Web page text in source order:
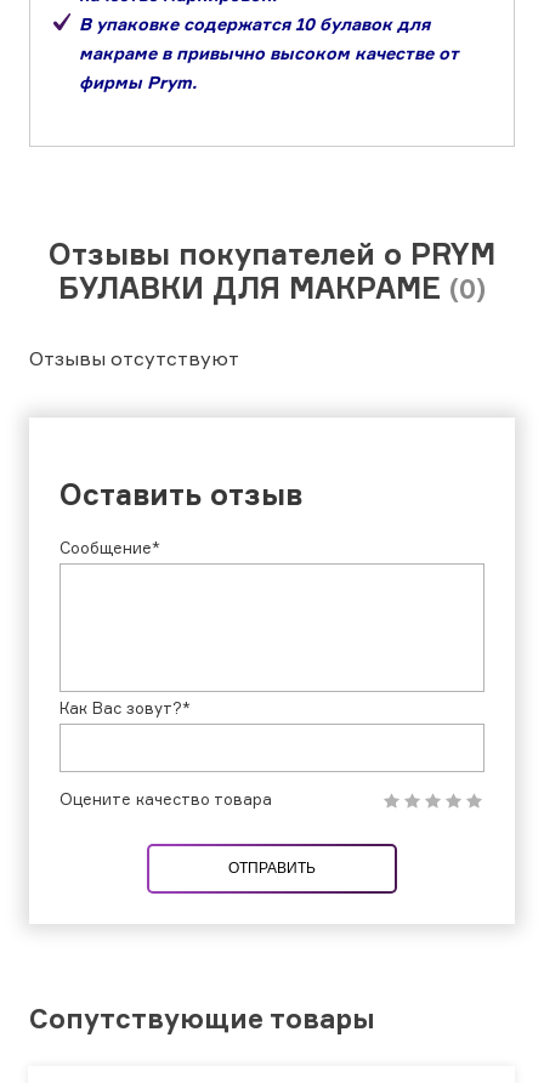
В упаковке содержатся 10 булавок для
макраме в привычно высоком качестве от
фирмы Prym.
Отзывы покупателей о PRYM
БУЛАВКИ ДЛЯ МАКРАМЕ (0)
Отзывы отсутствуют
Оставить отзыв
Сообщение*
Как Вас зовут?*
Оцените качество товара
ОТПРАВИТЬ
Сопутствующие товары